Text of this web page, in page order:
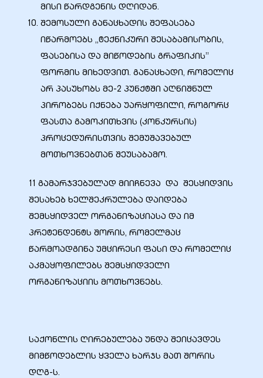
მისი წარდგენის დღიდან.
შემოსული განაცხადის შეფასება
იწარმოებს „ტექნიკური შესაბამისობის,
ფასებისა და მიწოდების გრაფიკის”
ფორმის მიხედვით. განაცხადი, რომელიც
არ პასუხობს მე-2 პუნქტში აღნიშნულ
პირობებს იქნება უარყოფილი, როგორც
ფასთა გამოკითხვის (კონკურსის)
პროცედურისთვის შემუშავებულ
მოთხოვნებთან შეუსაბამო.
11 გამარჯვებულად მიიჩნევა და შესყიდვის
შესახებ ხელშეკრულება დაიდება
შემსყიდველ ორგანიზაციასა და იმ
პრეტენდენტს შორის, რომელმაც
წარმოადგინა უმცირესი ფასი და რომელიც
აკმაყოფილებს შემსყიდველი
ორგანიზაციის მოთხოვნებს.
საქონლის ღირებულება უნდა შეიცავდეს
მიმწოდებლის ყველა ხარჯს მათ შორის
დღგ-ს.